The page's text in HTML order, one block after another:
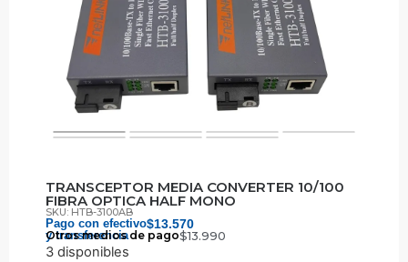
TRANSCEPTOR MEDIA CONVERTER 10/100
FIBRA OPTICA HALF MONO
SKU: HTB-3100AB
Pago con efectivo
y transferencia
$13.570
Otros medios de pago$13.990
3 disponibles